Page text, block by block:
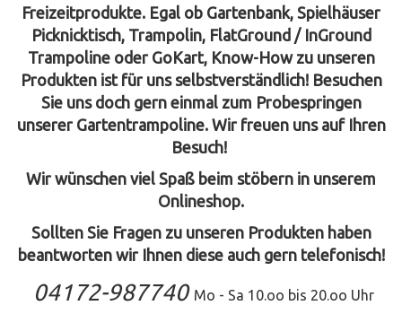
Freizeitprodukte. Egal ob Gartenbank, Spielhäuser
Picknicktisch, Trampolin, FlatGround / InGround
Trampoline oder GoKart, Know-How zu unseren
Produkten ist für uns selbstverständlich! Besuchen
Sie uns doch gern einmal zum Probespringen
unserer Gartentrampoline. Wir freuen uns auf Ihren
Besuch!
Wir wünschen viel Spaß beim stöbern in unserem
Onlineshop.
Sollten Sie Fragen zu unseren Produkten haben
beantworten wir Ihnen diese auch gern telefonisch!
04172-987740 Mo - Sa 10.oo bis 20.oo Uhr